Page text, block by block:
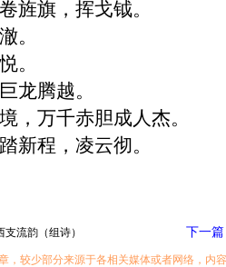
旌旗，挥戈钺。
。
。
龙腾越。
，万千赤胆成人杰。
新程，凌云彻。
流韵（组诗） 下一篇
，较少部分来源于各相关媒体或者网络，内